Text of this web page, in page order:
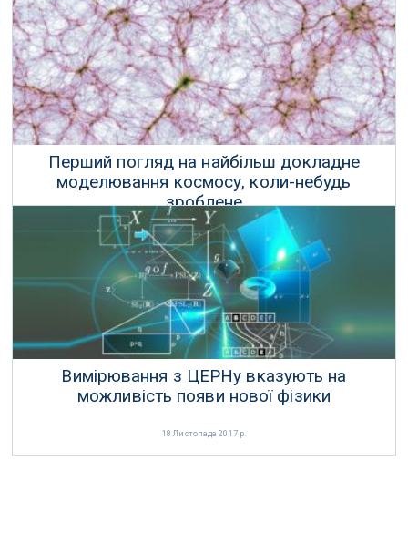
30 Березня 2018 р.
Перший погляд на найбільш докладне
моделювання космосу, коли-небудь
зроблене
04 Лютого 2018 р.
Вимірювання з ЦЕРНу вказують на
можливість появи нової фізики
18 Листопада 2017 р.